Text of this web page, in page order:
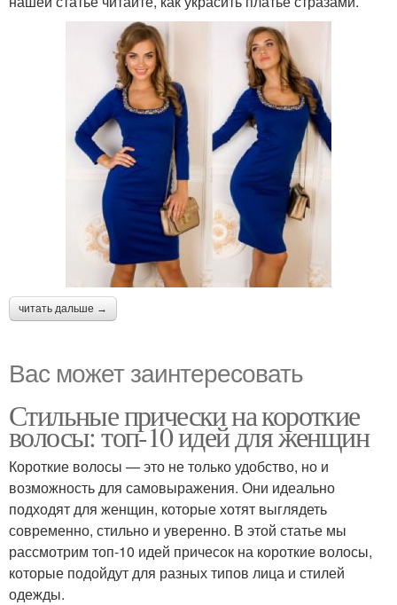
читать дальше →
Вас может заинтересовать
Стильные прически на короткие
волосы: топ-10 идей для женщин
Короткие волосы — это не только удобство, но и
возможность для самовыражения. Они идеально
подходят для женщин, которые хотят выглядеть
современно, стильно и уверенно. В этой статье мы
рассмотрим топ-10 идей причесок на короткие волосы,
которые подойдут для разных типов лица и стилей
одежды.